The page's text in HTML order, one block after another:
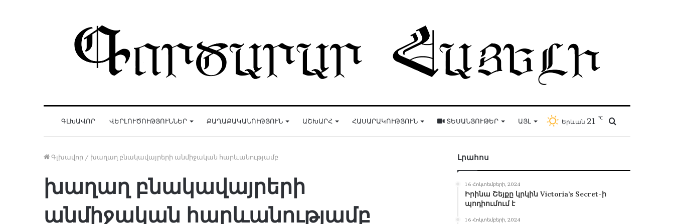
ԳԼԽԱՎՈՐ ՎԵՐԼՈՒԾՈՒԹՅՈՒՆՆԵՐ ՔԱՂԱՔԱԿԱՆՈՒԹՅՈՒՆ ԱՇԽԱՐՀ ՀԱՍԱՐԱԿՈՒԹՅՈՒՆ ՏԵՍԱՆՅՈՒԹԵՐ ԱՅԼ Երևան 21 ℃
Գլխավոր / խաղաղ բնակավայրերի անմիջական հարևանությամբ
խաղաղ բնակավայրերի
անմիջական հարևանությամբ
Լրահոս
16 Հոկտեմբերի, 2024
Իրինա Շեյքը կրկին Victoria’s Secret-ի
պոդիումում է
16 Հոկտեմբերի, 2024